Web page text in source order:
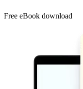
Free eBook download